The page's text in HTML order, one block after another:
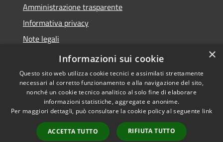
Amministrazione trasparente
Informativa privacy
Note legali
Dichiarazione di accessibilità
Accessibilità
Copyright © 2026 • Comune di
Santo Stefano di Cadore •
Powered byMunicipium
×
Informazioni sui cookie
Questo sito web utilizza cookie tecnici e assimilati strettamente
necessari al corretto funzionamento e alla navigazione del sito,
nonché un cookie tecnico analitico al solo fine di elaborare
informazioni statistiche, aggregate e anonime.
Per maggiori dettagli, può consultare la cookie policy al seguente link
ACCETTA TUTTO RIFIUTA TUTTO